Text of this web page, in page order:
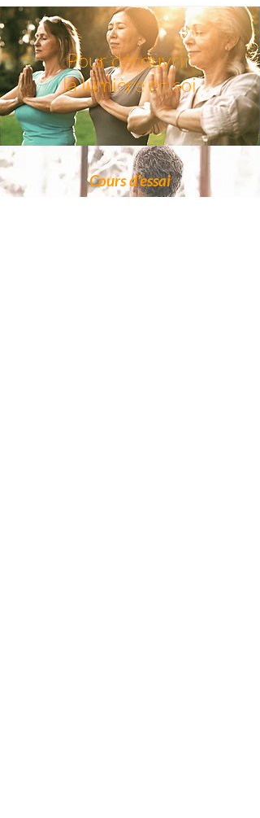
Pour découvrir
la lumière en soi
Cours d'essai